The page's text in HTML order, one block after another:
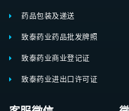
药品包装及递送
致泰药业药品批发牌照
致泰药业商业登记证
致泰药业进出口许可证